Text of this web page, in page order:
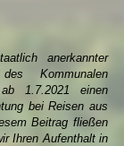
anerkannter
Kommunalen
ab 1.7.2021 einen
bei Reisen aus
Beitrag fließen
Ihren Aufenthalt in